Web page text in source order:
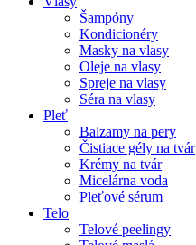
Šampóny
Kondicionéry
Masky na vlasy
Oleje na vlasy
Spreje na vlasy
Séra na vlasy
Pleť
Balzamy na pery
Čistiace gély na tvár
Krémy na tvár
Micelárna voda
Pleťové sérum
Telo
Telové peelingy